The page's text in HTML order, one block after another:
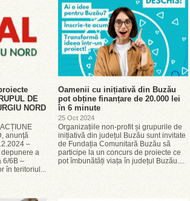
DE
NORD
anunță
–
a
6/6B –
în teritoriul...
Oamenii cu inițiativă din Buzău
pot obține finanțare de 20.000 lei
în 6 minute
25 Oct 2024
Organizațiile non-profit și grupurile de
inițiativă din județul Buzău sunt invitate
de Fundația Comunitară Buzău să
participe la un concurs de proiecte ce
pot îmbunătăți viața în județul Buzău....